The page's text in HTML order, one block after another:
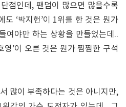
점인데, 팬덤이 많으면 많을수록
도 ‘박지헌’이 1위를 한 것은 뭔가
여야만 하는 상황을 만들었는데..
영’이 오른 것은 뭔가 찜찜한 구석
많이 부족하다는 것은 아니지만,